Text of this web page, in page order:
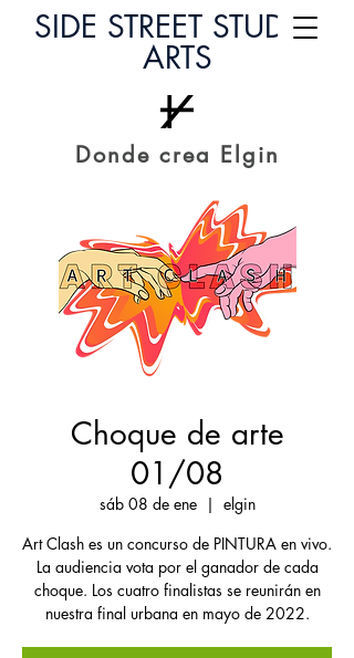
SIDE STREET STUDIO
ARTS
Donde crea Elgin
Choque de arte
01/08
sáb 08 de ene
  |
elgin
Art Clash es un concurso de PINTURA en vivo.
La audiencia vota por el ganador de cada
choque. Los cuatro finalistas se reunirán en
nuestra final urbana en mayo de 2022.